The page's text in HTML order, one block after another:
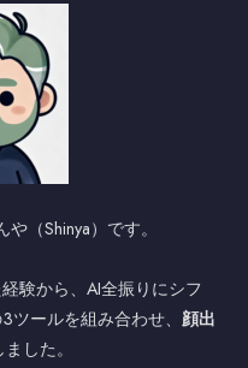
（Shinya）です。
験から、AI全振りにシフ
ツールを組み合わせ、 顔出
した。